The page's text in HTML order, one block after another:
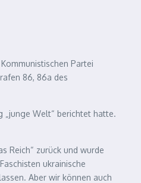
Partei
86, 86a des
„junge Welt“ berichtet hatte.
Reich“ zurück und wurde
ukrainische
Aber wir können auch